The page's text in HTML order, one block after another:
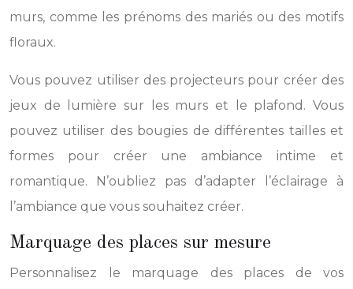
murs, comme les prénoms des mariés ou des motifs
floraux.
Vous pouvez utiliser des projecteurs pour créer des
jeux de lumière sur les murs et le plafond. Vous
pouvez utiliser des bougies de différentes tailles et
formes pour créer une ambiance intime et
romantique. N’oubliez pas d’adapter l’éclairage à
l’ambiance que vous souhaitez créer.
Marquage des places sur mesure
Personnalisez le marquage des places de vos